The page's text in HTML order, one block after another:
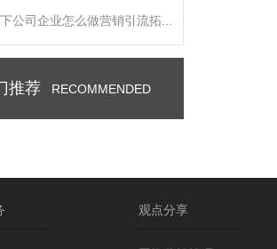
公司企业怎么做营销引流拓...
推荐 RECOMMENDED
观点分享